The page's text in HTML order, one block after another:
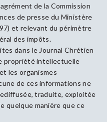
de la Commission
de presse du Ministère
et relevant du périmètre
des impôts.
dans le Journal Chrétien
propriété intellectuelle
les organismes
de ces informations ne
traduite, exploitée
quelque manière que ce